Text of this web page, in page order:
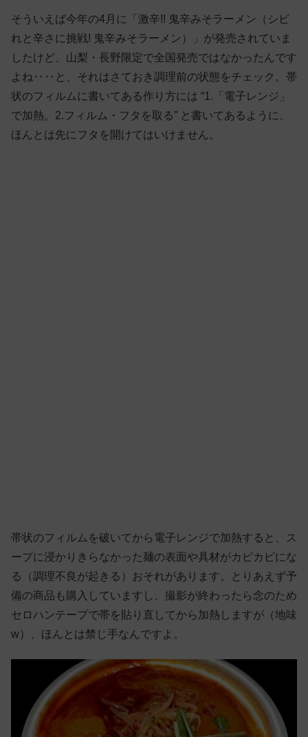
そういえば今年の4月に「激辛!! 鬼辛みそラーメン（シビ
れと辛さに挑戦! 鬼辛みそラーメン）」が発売されていま
したけど、山梨・長野限定で全国発売ではなかったんです
よね‥‥と、それはさておき調理前の状態をチェック。帯
状のフィルムに書いてある作り方には “1.「電子レンジ」
で加熱。2.フィルム・フタを取る” と書いてあるように、
ほんとは先にフタを開けてはいけません。
帯状のフィルムを破いてから電子レンジで加熱すると、ス
ープに浸かりきらなかった麺の表面や具材がカピカピにな
る（調理不良が起きる）おそれがあります。とりあえず予
備の商品も購入していますし、撮影が終わったら念のため
セロハンテープで帯を貼り直してから加熱しますが（地味
w）、ほんとは禁じ手なんですよ。